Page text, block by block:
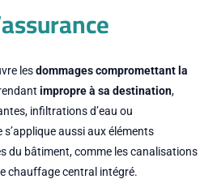
lesdommages compromettant la
impropre à sa destination,
infiltrations d’eau ou
aussi aux éléments
du bâtiment, comme les canalisations
chauffage central intégré.